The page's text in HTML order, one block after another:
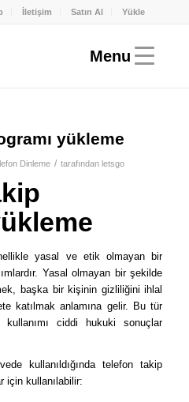
İletişim Satın Al Yükle
yükleme
Dinleme / tarafından letsgo
yasal ve etik olmayan bir
Yasal olmayan bir şekilde
başka bir kişinin gizliliğini ihlal
katılmak anlamına gelir. Bu tür
kullanımı ciddi hukuki sonuçlar
kullanıldığında telefon takip
için kullanılabilir: